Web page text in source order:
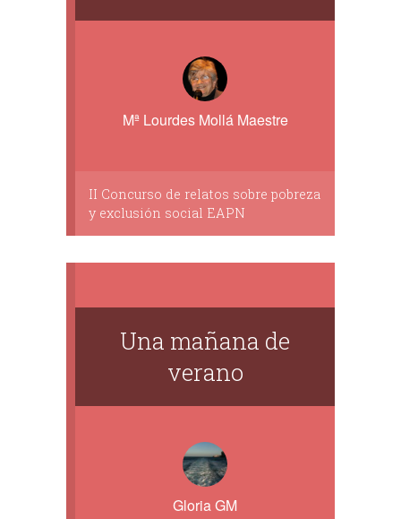
Mª Lourdes Mollá Maestre
II Concurso de relatos sobre pobreza
y exclusión social EAPN
Una mañana de
verano
Gloria GM